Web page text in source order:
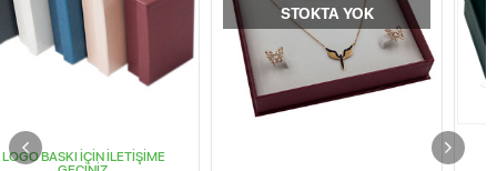
STOKTA YOK